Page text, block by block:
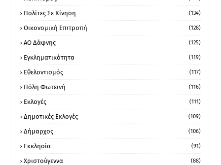
Πολίτες Σε Κίνηση (134)
Οικονομική Επιτροπή (128)
ΑΟ Δάφνης (125)
Εγκληματικότητα (119)
Εθελοντισμός (117)
Πόλη Φωτεινή (116)
Εκλογές (111)
Δημοτικές Εκλογές (109)
Δήμαρχος (106)
Εκκλησία (91)
Χριστούγεννα (88)